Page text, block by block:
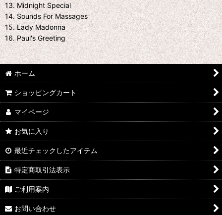
13. Midnight Special
14. Sounds For Massages
15. Lady Madonna
16. Paul's Greeting
ホーム
ショッピングカート
マイページ
お気に入り
最近チェックしたアイテム
特定商取引法表示
ご利用案内
お問い合わせ